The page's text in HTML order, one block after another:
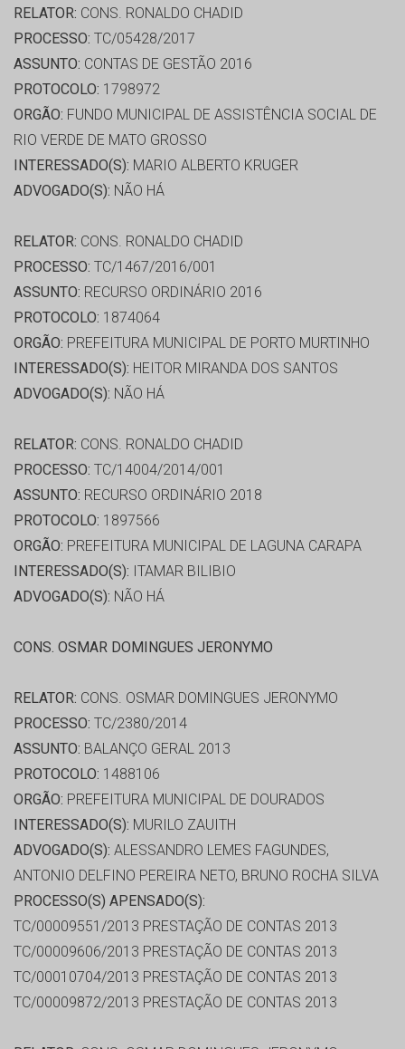
RELATOR: CONS. RONALDO CHADID
PROCESSO: TC/05428/2017
ASSUNTO: CONTAS DE GESTÃO 2016
PROTOCOLO: 1798972
ORGÃO: FUNDO MUNICIPAL DE ASSISTÊNCIA SOCIAL DE
RIO VERDE DE MATO GROSSO
INTERESSADO(S): MARIO ALBERTO KRUGER
ADVOGADO(S): NÃO HÁ
RELATOR: CONS. RONALDO CHADID
PROCESSO: TC/1467/2016/001
ASSUNTO: RECURSO ORDINÁRIO 2016
PROTOCOLO: 1874064
ORGÃO: PREFEITURA MUNICIPAL DE PORTO MURTINHO
INTERESSADO(S): HEITOR MIRANDA DOS SANTOS
ADVOGADO(S): NÃO HÁ
RELATOR: CONS. RONALDO CHADID
PROCESSO: TC/14004/2014/001
ASSUNTO: RECURSO ORDINÁRIO 2018
PROTOCOLO: 1897566
ORGÃO: PREFEITURA MUNICIPAL DE LAGUNA CARAPA
INTERESSADO(S): ITAMAR BILIBIO
ADVOGADO(S): NÃO HÁ
CONS. OSMAR DOMINGUES JERONYMO
RELATOR: CONS. OSMAR DOMINGUES JERONYMO
PROCESSO: TC/2380/2014
ASSUNTO: BALANÇO GERAL 2013
PROTOCOLO: 1488106
ORGÃO: PREFEITURA MUNICIPAL DE DOURADOS
INTERESSADO(S): MURILO ZAUITH
ADVOGADO(S): ALESSANDRO LEMES FAGUNDES,
ANTONIO DELFINO PEREIRA NETO, BRUNO ROCHA SILVA
PROCESSO(S) APENSADO(S):
TC/00009551/2013 PRESTAÇÃO DE CONTAS 2013
TC/00009606/2013 PRESTAÇÃO DE CONTAS 2013
TC/00010704/2013 PRESTAÇÃO DE CONTAS 2013
TC/00009872/2013 PRESTAÇÃO DE CONTAS 2013